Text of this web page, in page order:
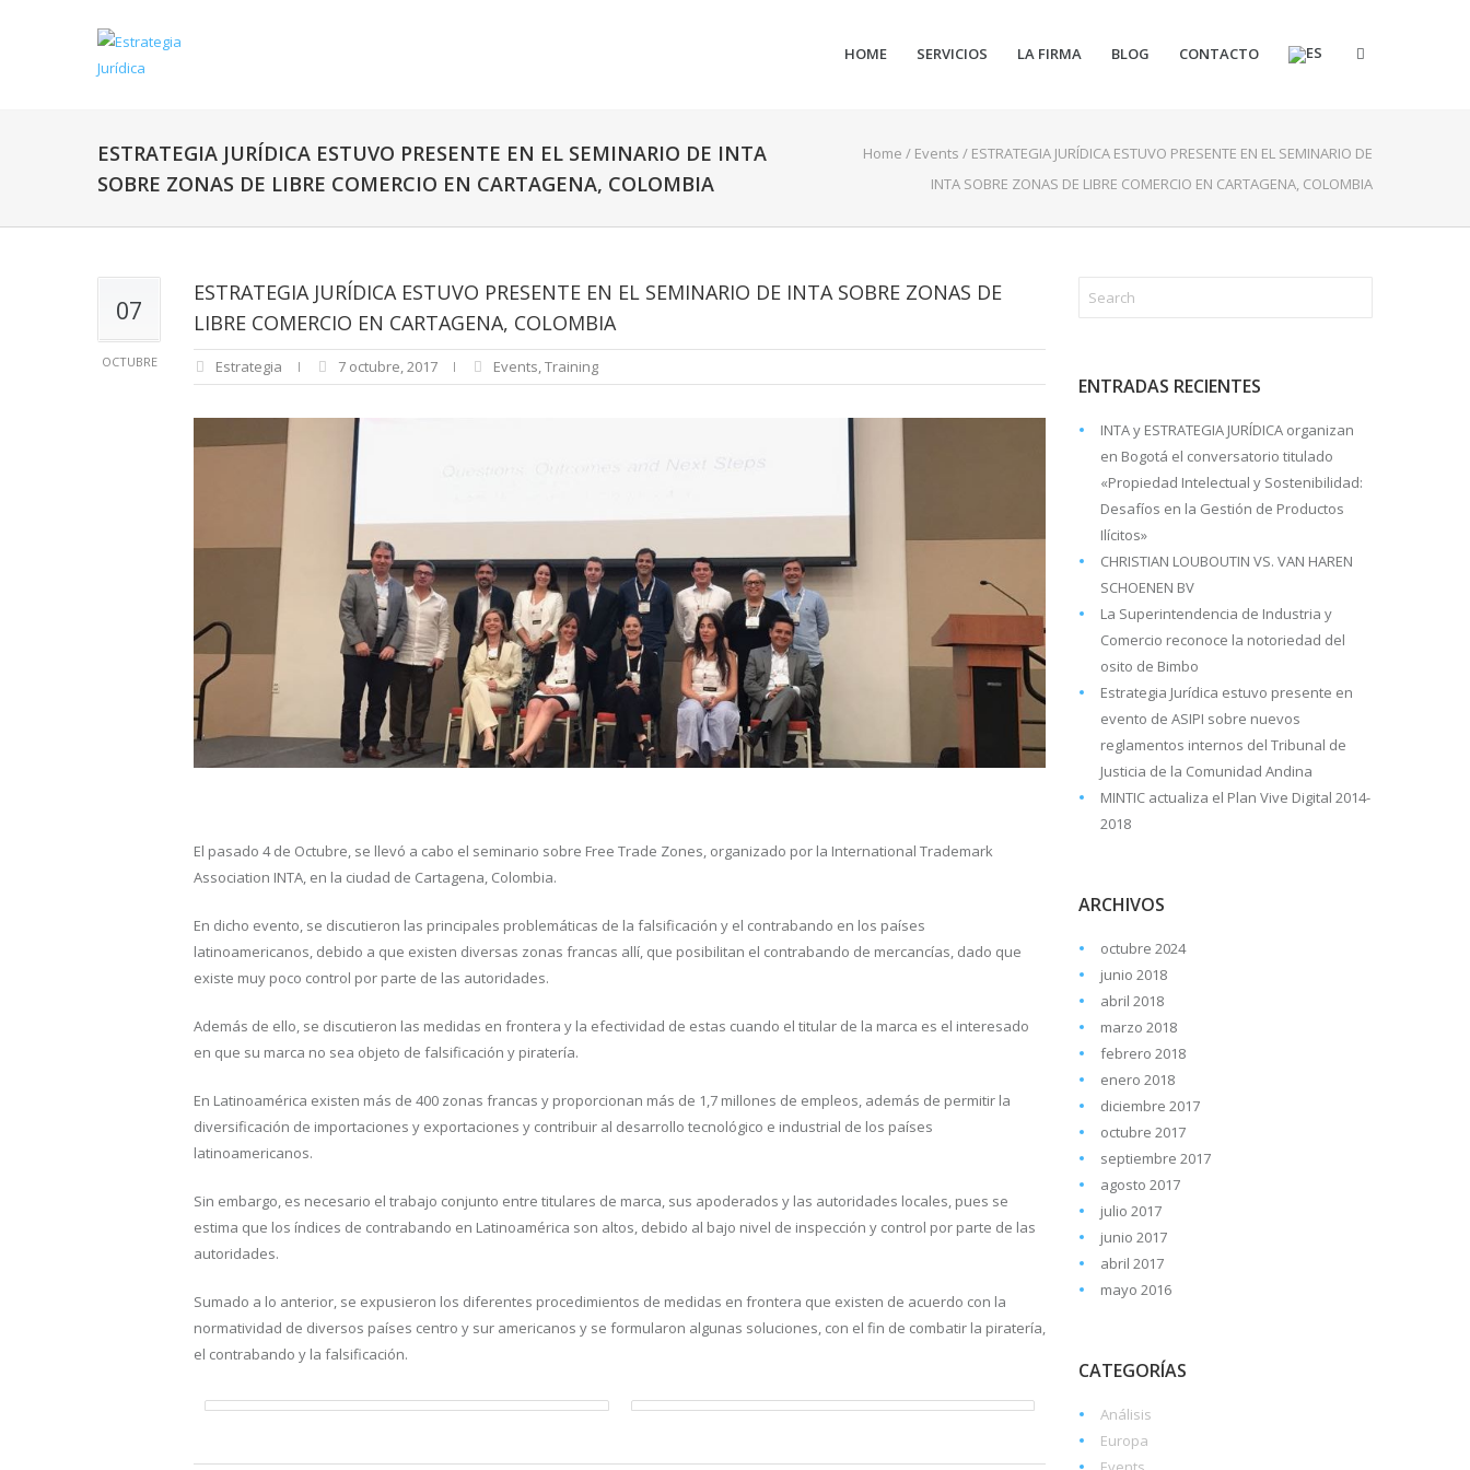
HOME SERVICIOS LA FIRMA BLOG CONTACTO
ESTRATEGIA JURÍDICA ESTUVO PRESENTE EN EL SEMINARIO DE INTA
SOBRE ZONAS DE LIBRE COMERCIO EN CARTAGENA, COLOMBIA
Home / Events / ESTRATEGIA JURÍDICA ESTUVO PRESENTE EN EL SEMINARIO DE
INTA SOBRE ZONAS DE LIBRE COMERCIO EN CARTAGENA, COLOMBIA
07
OCTUBRE
ESTRATEGIA JURÍDICA ESTUVO PRESENTE EN EL SEMINARIO DE INTA SOBRE ZONAS DE
LIBRE COMERCIO EN CARTAGENA, COLOMBIA
Estrategia 7 octubre, 2017 Events,Training
El pasado 4 de Octubre, se llevó a cabo el seminario sobre Free Trade Zones, organizado por la International Trademark
Association INTA, en la ciudad de Cartagena, Colombia.
En dicho evento, se discutieron las principales problemáticas de la falsificación y el contrabando en los países
latinoamericanos, debido a que existen diversas zonas francas allí, que posibilitan el contrabando de mercancías, dado que
existe muy poco control por parte de las autoridades.
Además de ello, se discutieron las medidas en frontera y la efectividad de estas cuando el titular de la marca es el interesado
en que su marca no sea objeto de falsificación y piratería.
En Latinoamérica existen más de 400 zonas francas y proporcionan más de 1,7 millones de empleos, además de permitir la
diversificación de importaciones y exportaciones y contribuir al desarrollo tecnológico e industrial de los países
latinoamericanos.
Sin embargo, es necesario el trabajo conjunto entre titulares de marca, sus apoderados y las autoridades locales, pues se
estima que los índices de contrabando en Latinoamérica son altos, debido al bajo nivel de inspección y control por parte de las
autoridades.
Sumado a lo anterior, se expusieron los diferentes procedimientos de medidas en frontera que existen de acuerdo con la
normatividad de diversos países centro y sur americanos y se formularon algunas soluciones, con el fin de combatir la piratería,
el contrabando y la falsificación.
ENTRADAS RECIENTES
INTA y ESTRATEGIA JURÍDICA organizan
en Bogotá el conversatorio titulado
«Propiedad Intelectual y Sostenibilidad:
Desafíos en la Gestión de Productos
Ilícitos»
CHRISTIAN LOUBOUTIN VS. VAN HAREN
SCHOENEN BV
La Superintendencia de Industria y
Comercio reconoce la notoriedad del
osito de Bimbo
Estrategia Jurídica estuvo presente en
evento de ASIPI sobre nuevos
reglamentos internos del Tribunal de
Justicia de la Comunidad Andina
MINTIC actualiza el Plan Vive Digital 2014-
2018
ARCHIVOS
octubre 2024
junio 2018
abril 2018
marzo 2018
febrero 2018
enero 2018
diciembre 2017
octubre 2017
septiembre 2017
agosto 2017
julio 2017
junio 2017
abril 2017
mayo 2016
CATEGORÍAS
Análisis
Europa